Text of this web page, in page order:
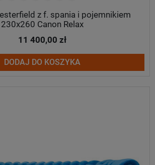
z f. spania i pojemnikiem
230x260 Canon Relax
11 400,00 zł
DODAJ DO KOSZYKA